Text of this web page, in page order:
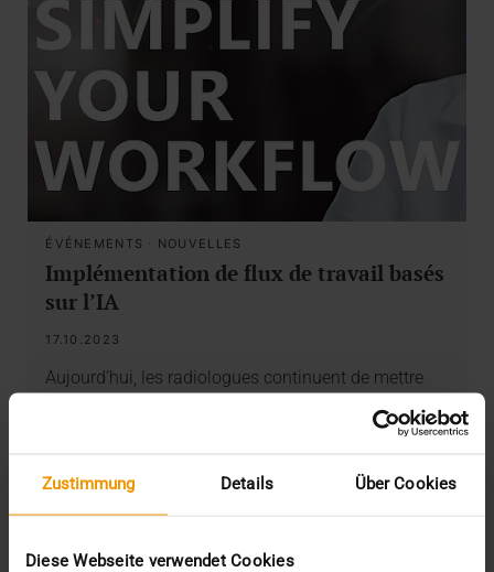
Zustimmung Details Über Cookies
Diese Webseite verwendet Cookies
ÉVÉNEMENTS · NOUVELLES
Implémentation de flux de travail basés
sur l’IA
17.10.2023
Aujourd’hui, les radiologues continuent de mettre
VISUS HEALTH IT